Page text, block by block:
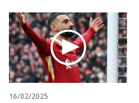
Σινεμά
Θέατρο-Χορός
Μουσική
Εικαστικά
Βιβλίο
Χειρόγραφα
16/02/2025